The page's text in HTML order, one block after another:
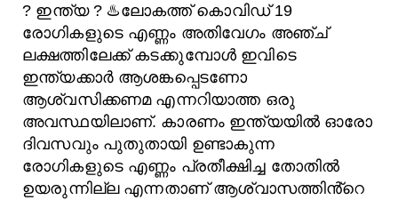
? ഇന്ത്യ ? ♨️ലോകത്ത് കൊവിഡ് 19
രോഗികളുടെ എണ്ണം അതിവേഗം അഞ്ച്
ലക്ഷത്തിലേക്ക് കടക്കുമ്പോൾ ഇവിടെ
ഇന്ത്യക്കാർ ആശങ്കപ്പെടണോ
ആശ്വസിക്കണമ എന്നറിയാത്ത ഒരു
അവസ്ഥയിലാണ്. കാരണം ഇന്ത്യയിൽ ഓരോ
ദിവസവും പുതുതായി ഉണ്ടാകുന്ന
രോഗികളുടെ എണ്ണം പ്രതീക്ഷിച്ച തോതിൽ
ഉയരുന്നില്ല എന്നതാണ് ആശ്വാസത്തിൻ്റെ